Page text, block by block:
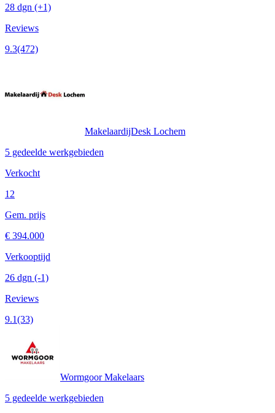
28 dgn (+1)
Reviews
9.3(472)
MakelaardijDesk Lochem
5 gedeelde werkgebieden
Verkocht
12
Gem. prijs
€ 394.000
Verkooptijd
26 dgn (-1)
Reviews
9.1(33)
Wormgoor Makelaars
5 gedeelde werkgebieden